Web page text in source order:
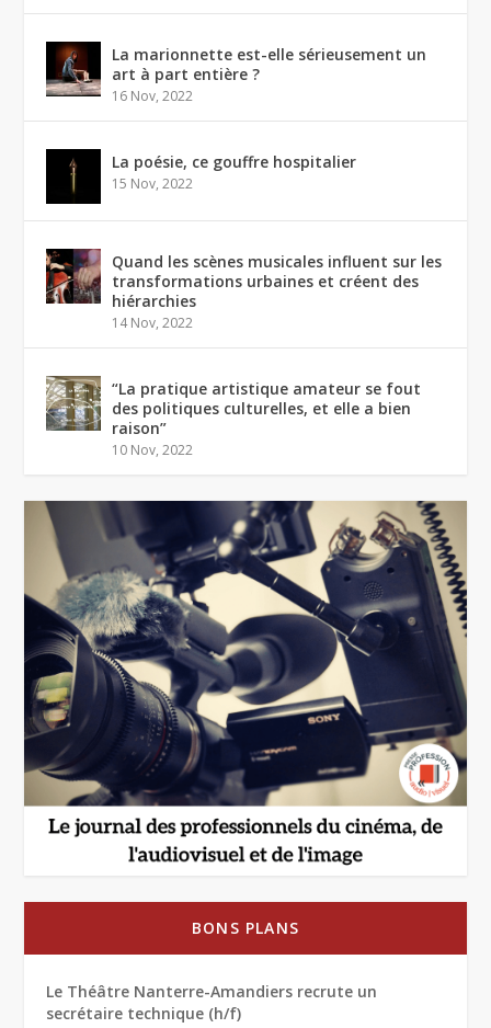
La marionnette est-elle sérieusement un
art à part entière ?
16 Nov, 2022
La poésie, ce gouffre hospitalier
15 Nov, 2022
Quand les scènes musicales influent sur les
transformations urbaines et créent des
hiérarchies
14 Nov, 2022
“La pratique artistique amateur se fout
des politiques culturelles, et elle a bien
raison”
10 Nov, 2022
BONS PLANS
Le Théâtre Nanterre-Amandiers recrute un
secrétaire technique (h/f)